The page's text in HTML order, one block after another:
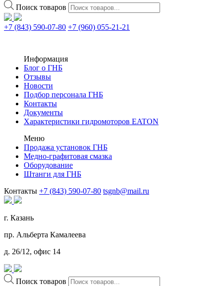
Поиск товаров
+7 (843) 590-07-80 +7 (960) 055-21-21
Информация
Блог о ГНБ
Отзывы
Новости
Подбор персонала ГНБ
Контакты
Документы
Характеристики гидромоторов EATON
Меню
Продажа установок ГНБ
Медно-графитовая смазка
Оборудование
Штанги для ГНБ
Контакты +7 (843) 590-07-80 tsgnb@mail.ru
г. Казань
пр. Альберта Камалеева
д. 26/12, офис 14
Поиск товаров